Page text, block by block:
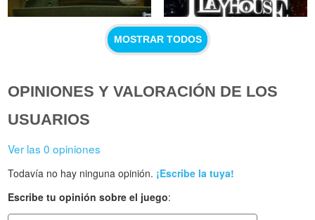
MOSTRAR TODOS
OPINIONES Y VALORACIÓN DE LOS
USUARIOS
Ver las 0 opiniones
Todavía no hay ninguna opinión. ¡Escribe la tuya!
Escribe tu opinión sobre el juego: